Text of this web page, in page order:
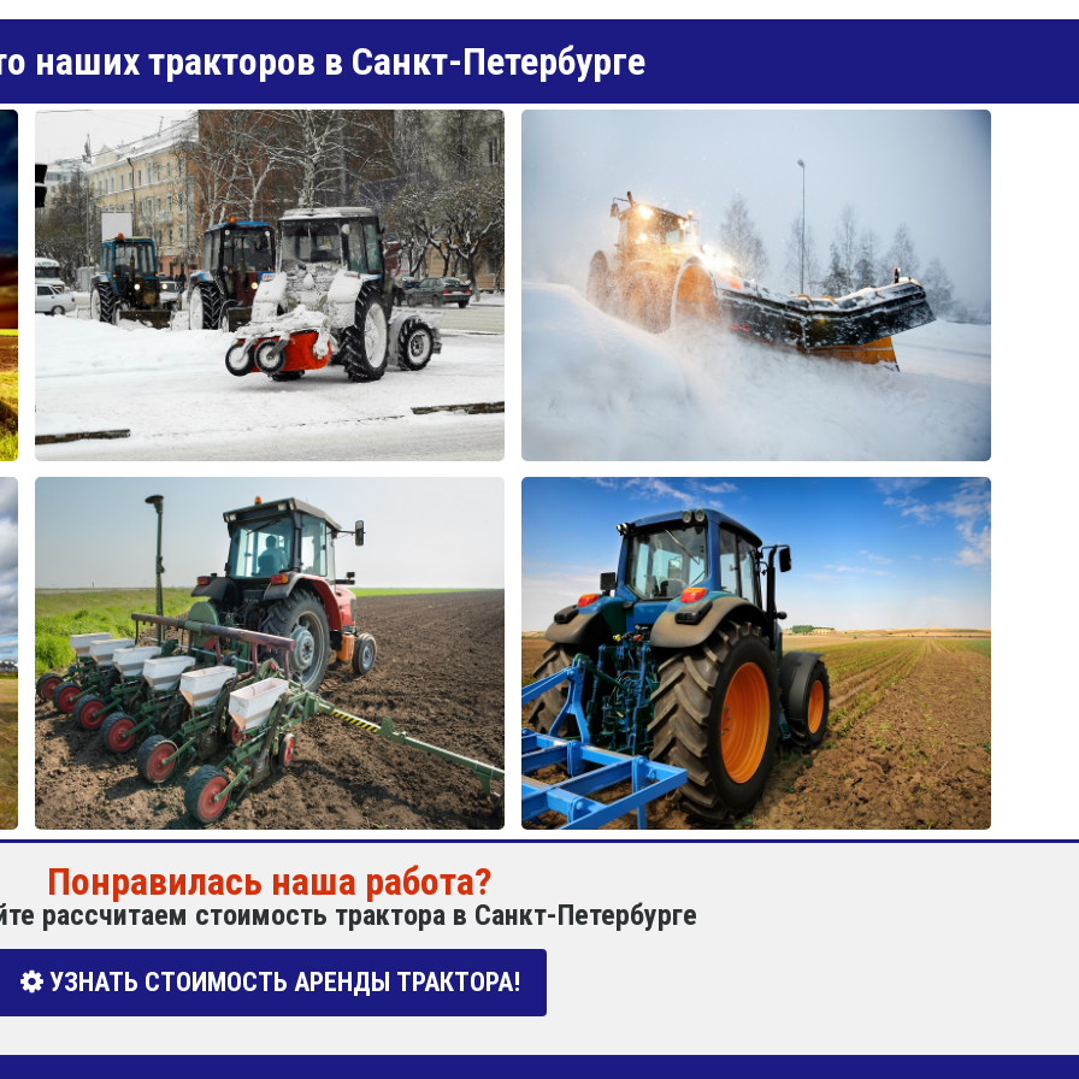
наших тракторов в Санкт-Петербурге
Понравилась наша работа?
рассчитаем стоимость трактора в Санкт-Петербурге
УЗНАТЬ СТОИМОСТЬ АРЕНДЫ ТРАКТОРА!